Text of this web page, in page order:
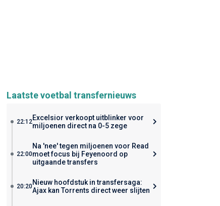
Laatste voetbal transfernieuws
22:12Excelsior verkoopt uitblinker voor
miljoenen direct na 0-5 zege
22:00
Na 'nee' tegen miljoenen voor Read
moet focus bij Feyenoord op
uitgaande transfers
20:20Nieuw hoofdstuk in transfersaga:
Ajax kan Torrents direct weer slijten